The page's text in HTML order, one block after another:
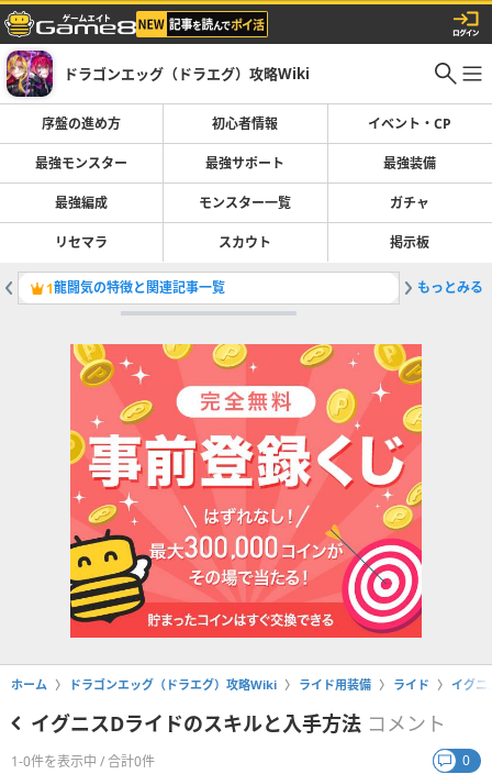
ドラゴンエッグ（ドラエグ）攻略Wiki
序盤の進め方 初心者情報 イベント・CP
最強モンスター 最強サポート 最強装備
最強編成 モンスター一覧 ガチャ
リセマラ スカウト 掲示板
1龍闘気の特徴と関連記事一覧 2ガチャ
もっとみる
ホーム ドラゴンエッグ（ドラエグ）攻略Wiki ライド用装備 ライド イグニ
イグニスDライドのスキルと入手方法 コメント
1-0件を表示中 / 合計0件 0